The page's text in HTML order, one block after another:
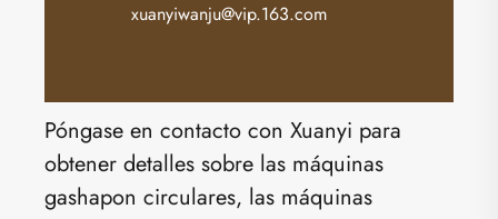
xuanyiwanju@vip.163.com
Póngase en contacto con Xuanyi para
obtener detalles sobre las máquinas
gashapon circulares, las máquinas